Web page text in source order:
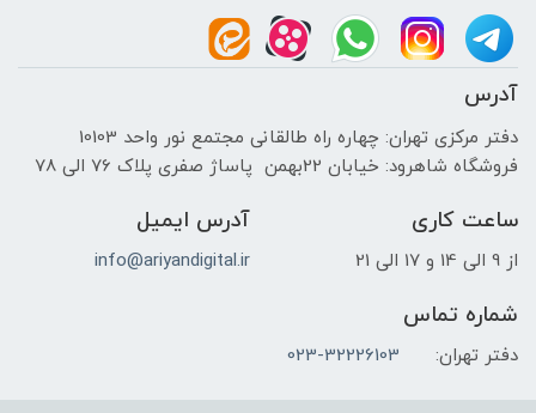
HDD + SSD
سازنده پردازنده گرافیکی
NVIDIA
آدرس
دفتر مرکزی تهران: چهاره راه طالقانی مجتمع نور واحد 10103
فروشگاه شاهرود: خیابان 22بهمن پاساژ صفری پلاک 76 الی 78
ساعت کاری
از 9 الی 14 و 17 الی 21
آدرس ایمیل
info@ariyandigital.ir
شماره تماس
دفتر تهران: 023-32226103